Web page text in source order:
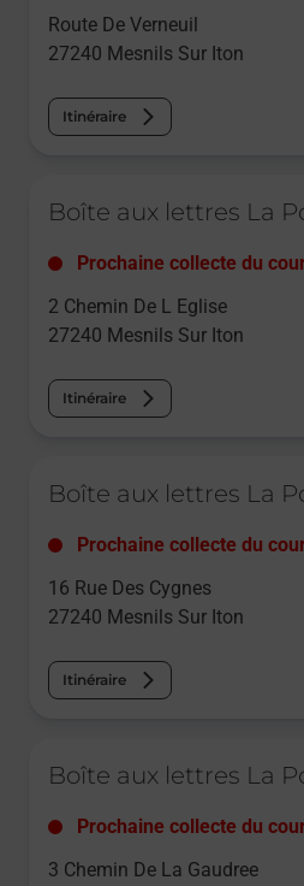
Route De Verneuil
27240 Mesnils Sur Iton
Itinéraire
Boîte aux lettres La
Prochaine collecte du
2 Chemin De L Eglise
27240 Mesnils Sur Iton
Itinéraire
Boîte aux lettres La
Prochaine collecte du
16 Rue Des Cygnes
27240 Mesnils Sur Iton
Itinéraire
Boîte aux lettres La
Prochaine collecte du
3 Chemin De La Gaudree